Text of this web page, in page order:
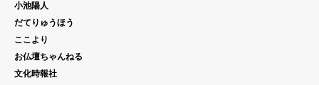
小池陽人
だてりゅうほう
ここより
お仏壇ちゃんねる
文化時報社